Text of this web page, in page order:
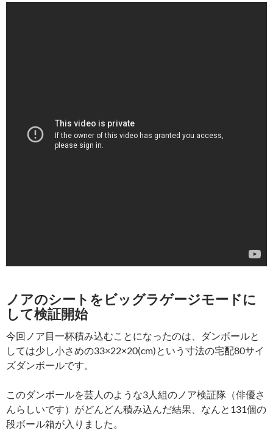
ノアのシートをビッグラゲージモードに
して検証開始
今回ノア目一杯積み込むことになったのは、ダンボールと
しては少し小さめの33×22×20(cm)という寸法の宅配80サイ
ズダンボールです。
このダンボールを芸人のような3人組のノア検証隊（俳優さ
んらしいです）がどんどん積み込んだ結果、なんと131個の
段ボール箱が入りました。